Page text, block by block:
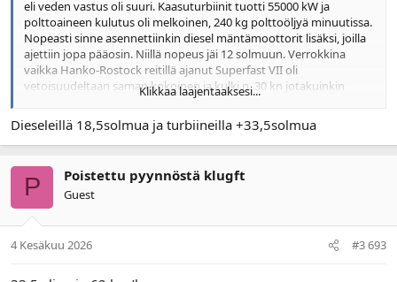
eli veden vastus oli suuri. Kaasuturbiinit tuotti 55000 kW ja
polttoaineen kulutus oli melkoinen, 240 kg polttoöljyä minuutissa.
Nopeasti sinne asennettiinkin diesel mäntämoottorit lisäksi, joilla
ajettiin jopa pääosin. Niillä nopeus jäi 12 solmuun. Verrokkina
vaikka Hanko-Rostock reitillä ajanut Superfast VII oli
vetoisuudeltaan saman kokoinen ja kulki n. 30 kn jotakuinkin
Klikkaa laajentaaksesi...
Dieseleillä 18,5solmua ja turbiineilla +33,5solmua
P Poistettu pyynnöstä klugft
Guest
4 Kesäkuu 2026 #3 693